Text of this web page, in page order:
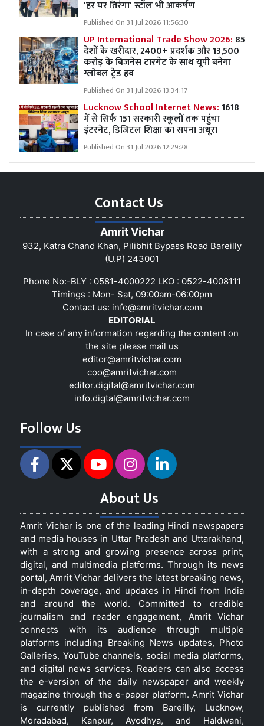
'हर घर तिरंगा' स्टॉल भी आकर्षण
Published On 31 Jul 2026 11:56:30
UP International Trade Show 2026: 85
देशों के खरीदार, 2400+ प्रदर्शक और 13,500
करोड़ के बिजनेस टारगेट के साथ यूपी बनेगा
ग्लोबल ट्रेड हब
Published On 31 Jul 2026 13:34:17
Lucknow School Internet News:1618
में से सिर्फ 151 सरकारी स्कूलों तक पहुंचा
इंटरनेट, डिजिटल शिक्षा का सपना अधूरा
Published On 31 Jul 2026 12:29:28
Contact Us
Amrit Vichar
932, Katra Chand Khan, Pilibhit Bypass Road Bareilly
(U.P) 243001
Phone No:-BLY : 0581-4000222 LKO : 0522-4008111
Timings : Mon- Sat, 09:00am-06:00pm
Contact us: info@amritvichar.com
EDITORIAL
In case of any information regarding the content on
the site please mail us
editor@amritvichar.com
coo@amritvichar.com
editor.digital@amritvichar.com
info.digtal@amritvichar.com
Follow Us
About Us
Amrit Vichar is one of the leading Hindi newspapers
and media houses in Uttar Pradesh and Uttarakhand,
with a strong and growing presence across print,
digital, and multimedia platforms. Through its news
portal, Amrit Vichar delivers the latest breaking news,
in-depth coverage, and updates in Hindi from India
and around the world. Committed to credible
journalism and reader engagement, Amrit Vichar
connects with its audience through multiple
platforms including Breaking News updates, Photo
Galleries, YouTube channels, social media platforms,
and digital news services. Readers can also access
the e-version of the daily newspaper and weekly
magazine through the e-paper platform. Amrit Vichar
is currently published from Bareilly, Lucknow,
Moradabad, Kanpur, Ayodhya, and Haldwani,